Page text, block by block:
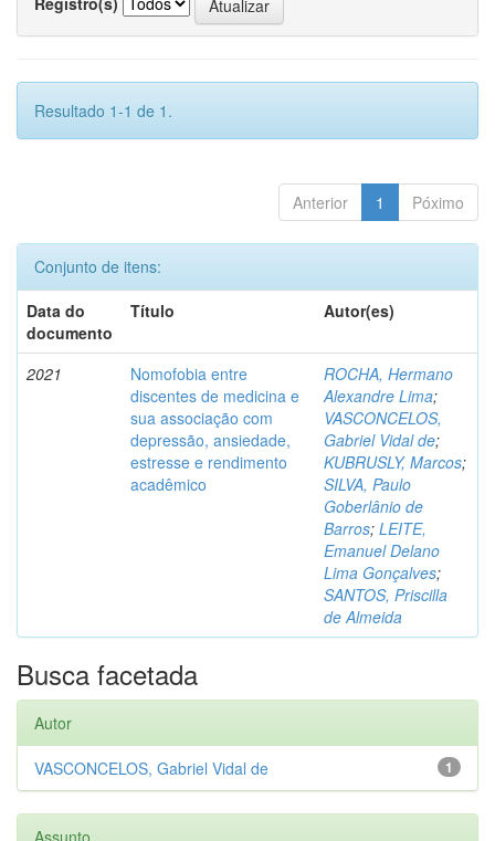
Resultado 1-1 de 1.
Anterior 1 Póximo
Conjunto de itens:
Data do
documento
Título Autor(es)
2021
Nomofobia entre
discentes de medicina e
sua associação com
depressão, ansiedade,
estresse e rendimento
acadêmico
ROCHA, Hermano
Alexandre Lima;
VASCONCELOS,
Gabriel Vidal de;
KUBRUSLY, Marcos;
SILVA, Paulo
Goberlânio de
Barros; LEITE,
Emanuel Delano
Lima Gonçalves;
SANTOS, Priscilla
de Almeida
Busca facetada
Autor
1
VASCONCELOS, Gabriel Vidal de